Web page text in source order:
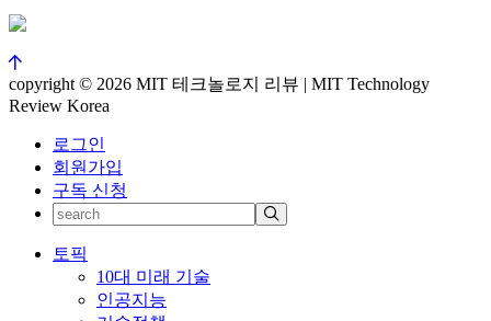
copyright © 2026 MIT 테크놀로지 리뷰 | MIT Technology
Review Korea
로그인
회원가입
구독 신청
토픽
10대 미래 기술
인공지능